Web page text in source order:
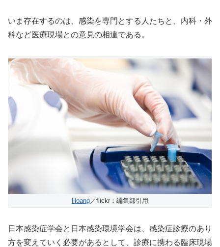
いま存在するのは、感染を専門とする人たちと、内科・外
科など医療現場との意見の相違である。
Hoang ／flickr：編集部引用
日本感染症学会と日本感染環境学会は、感染症診療のあり
方を変えていく必要があるとして、診療に携わる臨床現場